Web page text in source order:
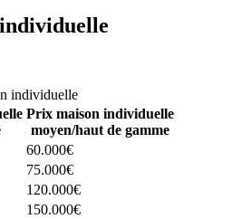
individuelle
Prix maison individuelle
moyen/haut de gamme
60.000€
75.000€
120.000€
150.000€